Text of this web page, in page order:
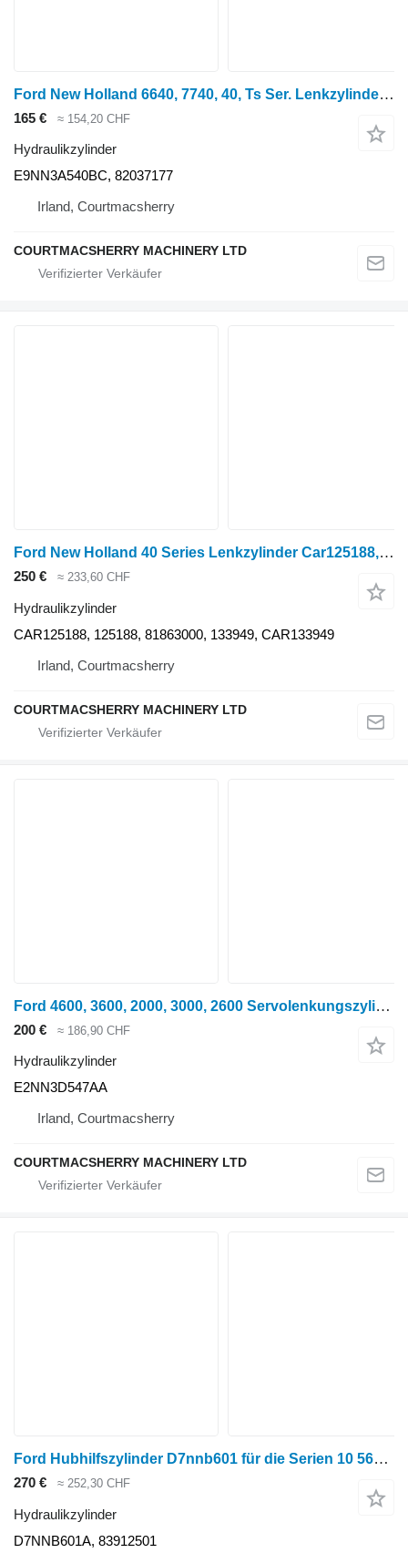
Ford New Holland 6640, 7740, 40, Ts Ser. Lenkzylinder E9nn3a540b E9NN3A540BC Hydraulikzylinder für Radtraktor
165 € ≈ 154,20 CHF
Hydraulikzylinder
E9NN3A540BC, 82037177
Irland, Courtmacsherry
COURTMACSHERRY MACHINERY LTD
Ford New Holland 40 Series Lenkzylinder Car125188, 125188, 81863000, CAR125188 Hydraulikzylinder für Radtraktor
250 € ≈ 233,60 CHF
Hydraulikzylinder
CAR125188, 125188, 81863000, 133949, CAR133949
Irland, Courtmacsherry
COURTMACSHERRY MACHINERY LTD
Ford 4600, 3600, 2000, 3000, 2600 Servolenkungszylinder E2nn3d547aa E2NN3D547AA Hydraulikzylinder für Radtraktor
200 € ≈ 186,90 CHF
Hydraulikzylinder
E2NN3D547AA
Irland, Courtmacsherry
COURTMACSHERRY MACHINERY LTD
Ford Hubhilfszylinder D7nnb601 für die Serien 10 5610, 6600, 7600, 7610 D7NNB601A Hydraulikzylinder für Kompakttraktor
270 € ≈ 252,30 CHF
Hydraulikzylinder
D7NNB601A, 83912501